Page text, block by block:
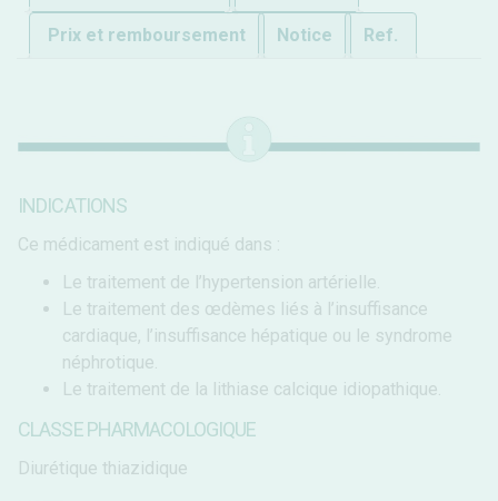
Prix et remboursement Notice Ref.
INDICATIONS
Ce médicament est indiqué dans :
Le traitement de l’hypertension artérielle.
Le traitement des œdèmes liés à l’insuffisance
cardiaque, l’insuffisance hépatique ou le syndrome
néphrotique.
Le traitement de la lithiase calcique idiopathique.
CLASSE PHARMACOLOGIQUE
Diurétique thiazidique